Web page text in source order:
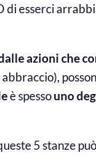
di esserci
azioni che
è spessouno
5 stanze